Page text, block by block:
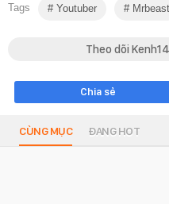
Tags Youtuber Mrbeast
Theo dõi
Chia sẻ
CÙNG MỤC ĐANG HOT